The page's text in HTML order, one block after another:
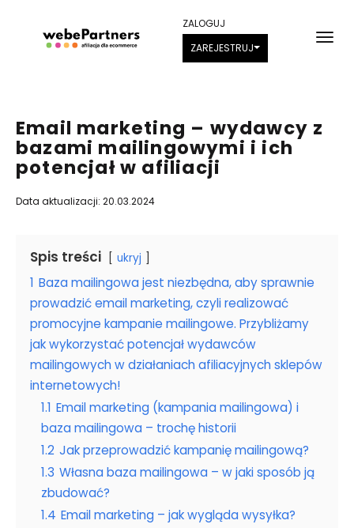
ZALOGUJ
ZAREJESTRUJ
Email marketing – wydawcy z
bazami mailingowymi i ich
potencjał w afiliacji
Data aktualizacji: 20.03.2024
Spis treści ukryj
1 Baza mailingowa jest niezbędna, aby sprawnie
prowadzić email marketing, czyli realizować
promocyjne kampanie mailingowe. Przybliżamy
jak wykorzystać potencjał wydawców
mailingowych w działaniach afiliacyjnych sklepów
internetowych!
1.1 Email marketing (kampania mailingowa) i
baza mailingowa – trochę historii
1.2 Jak przeprowadzić kampanię mailingową?
1.3 Własna baza mailingowa – w jaki sposób ją
zbudować?
1.4 Email marketing – jak wygląda wysyłka?